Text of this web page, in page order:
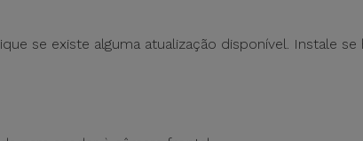
se existe alguma atualização disponível. Instale se